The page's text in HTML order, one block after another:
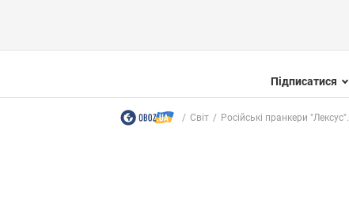
Підписатися
Світ Російські пранкери "Лексус"...